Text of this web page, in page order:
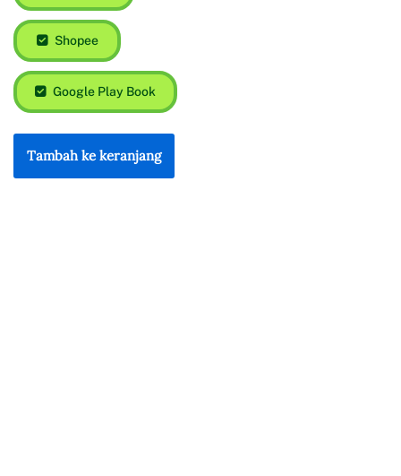
Shopee
Google Play Book
Tambah ke keranjang